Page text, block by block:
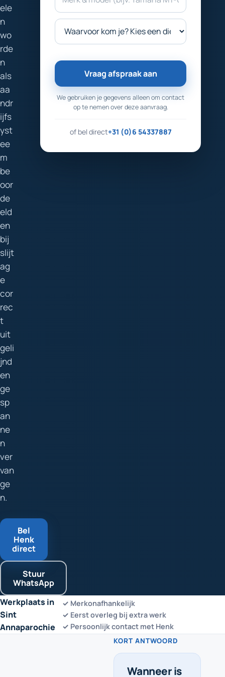
ele
n
wo
rde
n
als
aa
ndr
ijfs
yst
ee
m
be
oor
de
eld
en
bij
slijt
ag
e
cor
rec
t
uit
geli
jnd
en
ge
sp
an
ne
n
ver
van
ge
n.
Bel
Henk
direct
Stuur
WhatsApp
Vraag afspraak aan
We gebruiken je gegevens alleen om contact
op te nemen over deze aanvraag.
of bel direct+31 (0)6 54337887
Werkplaats in
Sint
Annaparochie
✓ Merkonafhankelijk
✓ Eerst overleg bij extra werk
✓ Persoonlijk contact met Henk
KORT ANTWOORD
Wanneer is